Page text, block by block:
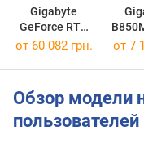
Gigabyte
GeForce RTX
5070 Ti EAGLE
от 60 082 грн. от 7
Обзор модели
пользователей